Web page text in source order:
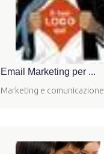
Email Marketing per ...
Marketing e comunicazione